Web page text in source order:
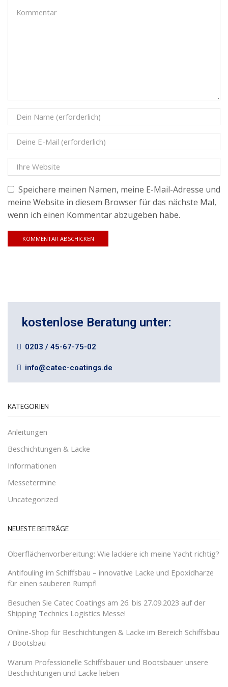
Speichere meinen Namen, meine E-Mail-Adresse und
meine Website in diesem Browser für das nächste Mal,
wenn ich einen Kommentar abzugeben habe.
kostenlose Beratung unter:
0203 / 45-67-75-02
info@catec-coatings.de
KATEGORIEN
Anleitungen
Beschichtungen & Lacke
Informationen
Messetermine
Uncategorized
NEUESTE BEITRÄGE
Oberflächenvorbereitung: Wie lackiere ich meine Yacht richtig?
Antifouling im Schiffsbau – innovative Lacke und Epoxidharze
für einen sauberen Rumpf!
Besuchen Sie Catec Coatings am 26. bis 27.09.2023 auf der
Shipping Technics Logistics Messe!
Online-Shop für Beschichtungen & Lacke im Bereich Schiffsbau
/ Bootsbau
Warum Professionelle Schiffsbauer und Bootsbauer unsere
Beschichtungen und Lacke lieben